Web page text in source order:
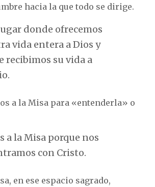
hacia la que todo se dirige.
donde ofrecemos
vida entera a Dios y
recibimos su vida a
a la Misa para «entenderla» o
a la Misa porque nos
con Cristo.
en ese espacio sagrado,